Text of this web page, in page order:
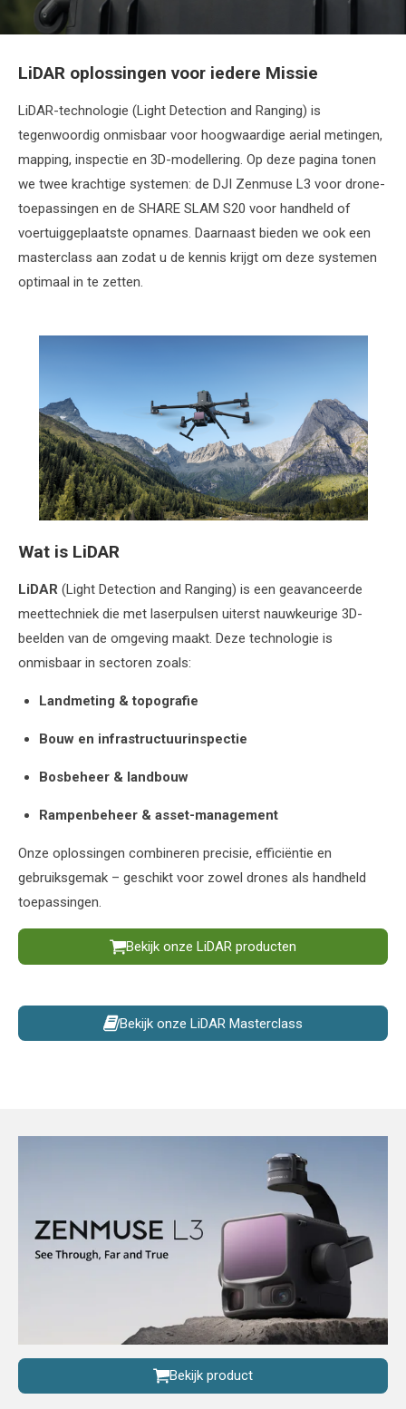
LiDAR oplossingen voor iedere Missie
LiDAR-technologie (Light Detection and Ranging) is
tegenwoordig onmisbaar voor hoogwaardige aerial metingen,
mapping, inspectie en 3D-modellering. Op deze pagina tonen
we twee krachtige systemen: de DJI Zenmuse L3 voor drone-
toepassingen en de SHARE SLAM S20 voor handheld of
voertuiggeplaatste opnames. Daarnaast bieden we ook een
masterclass aan zodat u de kennis krijgt om deze systemen
optimaal in te zetten.
Wat is LiDAR
LiDAR (Light Detection and Ranging) is een geavanceerde
meettechniek die met laserpulsen uiterst nauwkeurige 3D-
beelden van de omgeving maakt. Deze technologie is
onmisbaar in sectoren zoals:
Landmeting & topografie
Bouw en infrastructuurinspectie
Bosbeheer & landbouw
Rampenbeheer & asset-management
Onze oplossingen combineren precisie, efficiëntie en
gebruiksgemak – geschikt voor zowel drones als handheld
toepassingen.
Bekijk onze LiDAR producten
Bekijk onze LiDAR Masterclass
Bekijk product